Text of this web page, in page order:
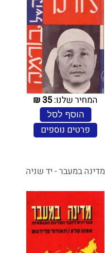
המחיר שלנו:35
₪
הוסף לסל
פרטים נוספים
מדינה במעבר - יד שניה